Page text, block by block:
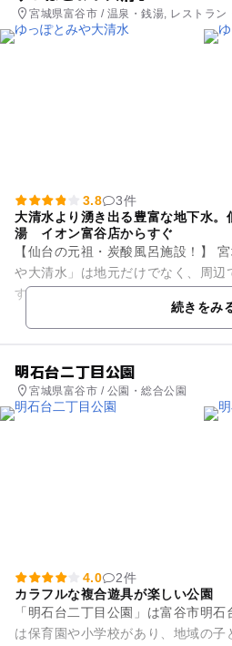
宮城県富谷市 / 温泉・銭湯, レストラン
3.8
3件
大清水より湧き出る豊富な地下水
湯 イオン富谷店からすぐ
【仙台の元祖・炭酸風呂施設！】
や大清水」は地元だけでなく、周
す。低料金なのに、炭酸風呂をは
続きをみ
明石台二丁目公園
宮城県富谷市 / 公園・総合公園
4.0
2件
カラフルな複合遊具が楽しい公園
「明石台二丁目公園」は富谷市明
は保育園や小学校があり、地域の子